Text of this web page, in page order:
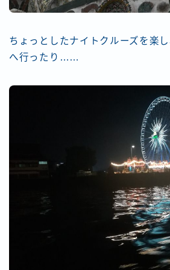
ちょっとしたナイトクルーズを楽
へ行ったり……